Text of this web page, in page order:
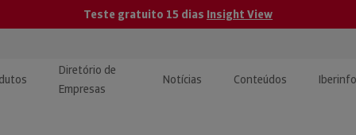
Teste gratuito 15 dias Insight View
Diretório de
Empresas
Notícias Conteúdos